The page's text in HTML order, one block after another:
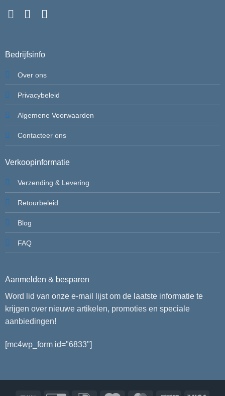
Bedrijfsinfo
Over ons
Privacybeleid
Algemene Voorwaarden
Contacteer ons
Verkoopinformatie
Verzending & Levering
Retourbeleid
Blog
FAQ
Aanmelden & besparen
Word lid van onze e-mail lijst om de laatste informatie te
krijgen over nieuwe artikelen, promoties en speciale
aanbiedingen!
[mc4wp_form id="6833"]